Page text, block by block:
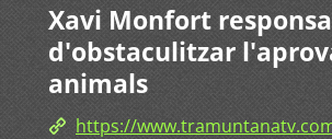
Xavi Monfort
d'obstaculitzar
animals
https://